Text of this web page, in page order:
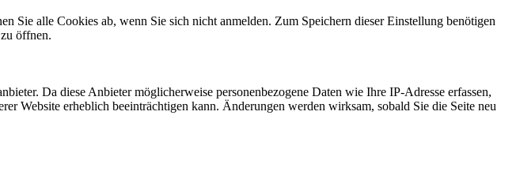
Sie alle Cookies ab, wenn Sie sich nicht anmelden. Zum Speichern dieser Einstellung benötigen
öffnen.
Da diese Anbieter möglicherweise personenbezogene Daten wie Ihre IP-Adresse erfassen,
Website erheblich beeinträchtigen kann. Änderungen werden wirksam, sobald Sie die Seite neu